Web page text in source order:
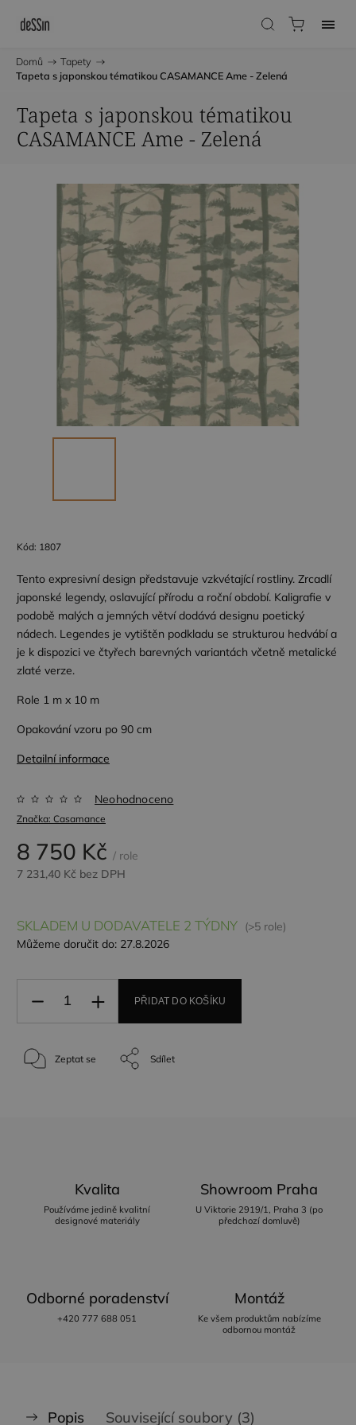
Domů / Tapety /
Tapeta s japonskou tématikou CASAMANCE Ame - Zelená
Tapeta s japonskou tématikou
CASAMANCE Ame - Zelená
Kód: 1807
Tento expresivní design představuje vzkvétající rostliny. Zrcadlí
japonské legendy, oslavující přírodu a roční období. Kaligrafie v
podobě malých a jemných větví dodává designu poetický
nádech. Legendes je vytištěn podkladu se strukturou hedvábí a
je k dispozici ve čtyřech barevných variantách včetně metalické
zlaté verze.
Role 1 m x 10 m
Opakování vzoru po 90 cm
Detailní informace
Značka: Casamance
Neohodnoceno
8 750 Kč / role
7 231,40 Kč bez DPH
SKLADEM U DODAVATELE 2 TÝDNY (>5 role)
Můžeme doručit do: 27.8.2026
PŘIDAT DO KOŠÍKU
Zeptat se Sdílet
Kvalita
Používáme jedině kvalitní
designové materiály
Showroom Praha
U Viktorie 2919/1, Praha 3 (po
předchozí domluvě)
Odborné poradenství
+420 777 688 051
Montáž
Ke všem produktům nabízíme
odbornou montáž
Popis Související soubory (3)